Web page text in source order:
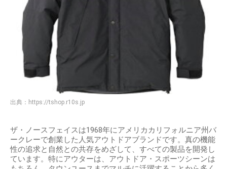
出典： https://tshop.r10s.jp
ザ・ノースフェイスは1968年にアメリカカリフォルニア州バ
ークレーで創業した人気アウトドアブランドです。真の機能
性の追求と自然との共存をめざして、すべての製品を開発し
ています。特にアウターは、アウトドア・スポーツシーンは